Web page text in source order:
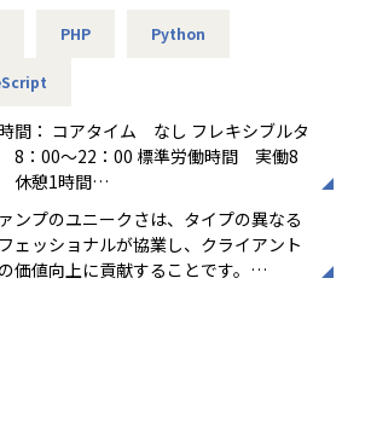
い、取り扱うデータの量や種類も増加し
ズ特有のダイナミズムを実感しながら、
業成果へつながる経験を積むことが可能
まだ小規模であるため、分析テーマの選
設計まで大きな裁量を持ち、幅広い領域
関わることができ、組織が拡大していく
験できるのも大きな魅力です。
クトデータを活用したオファー受諾率や
をさらに広げていただきます。
織拡大を両輪で支えるキャリアを築くこ
データ加工やクライアントのデータを抽
のエンジニアと同じチームで開発
イアント様一例】
ダイソー）、KOSE、FANCL、ユニ・チ
ゥデイ、LUMINE、HANDS、メルカリ、
】
ライン受注／予約システムの開発、ユー
PHP Python
間： コアタイム なし フレキシブルタ
8：00～22：00 標準労働時間 実働8
休憩1時間
：
フルフレックス制
労働の有無： 有（月平均20時間）
間： 60分
ンプのユニークさは、タイプの異なる
ェッショナルが協業し、クライアント
価値向上に貢献することです。
テムの開発・刷新、コスト削減や業務
流クリエイターとのマーケティング支